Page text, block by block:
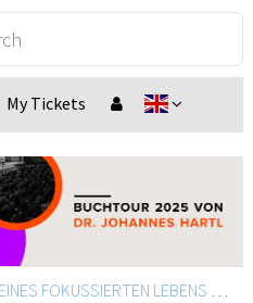
My Tickets
FOKUSSIERTEN LEBENS